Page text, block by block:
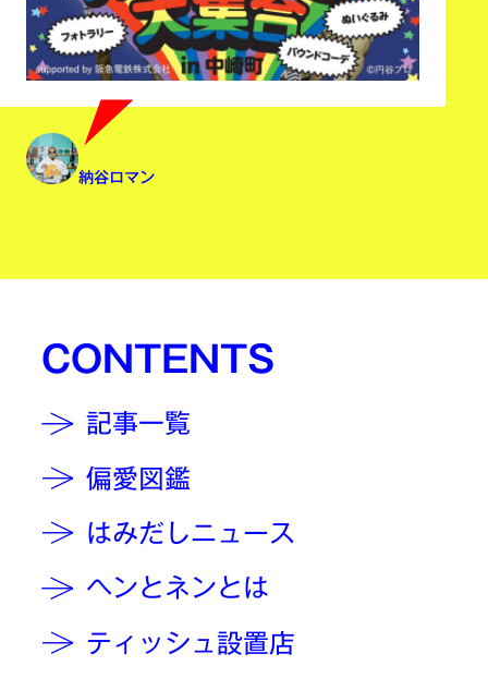
納谷ロマン
CONTENTS
記事一覧
偏愛図鑑
はみだしニュース
ヘンとネンとは
ティッシュ設置店